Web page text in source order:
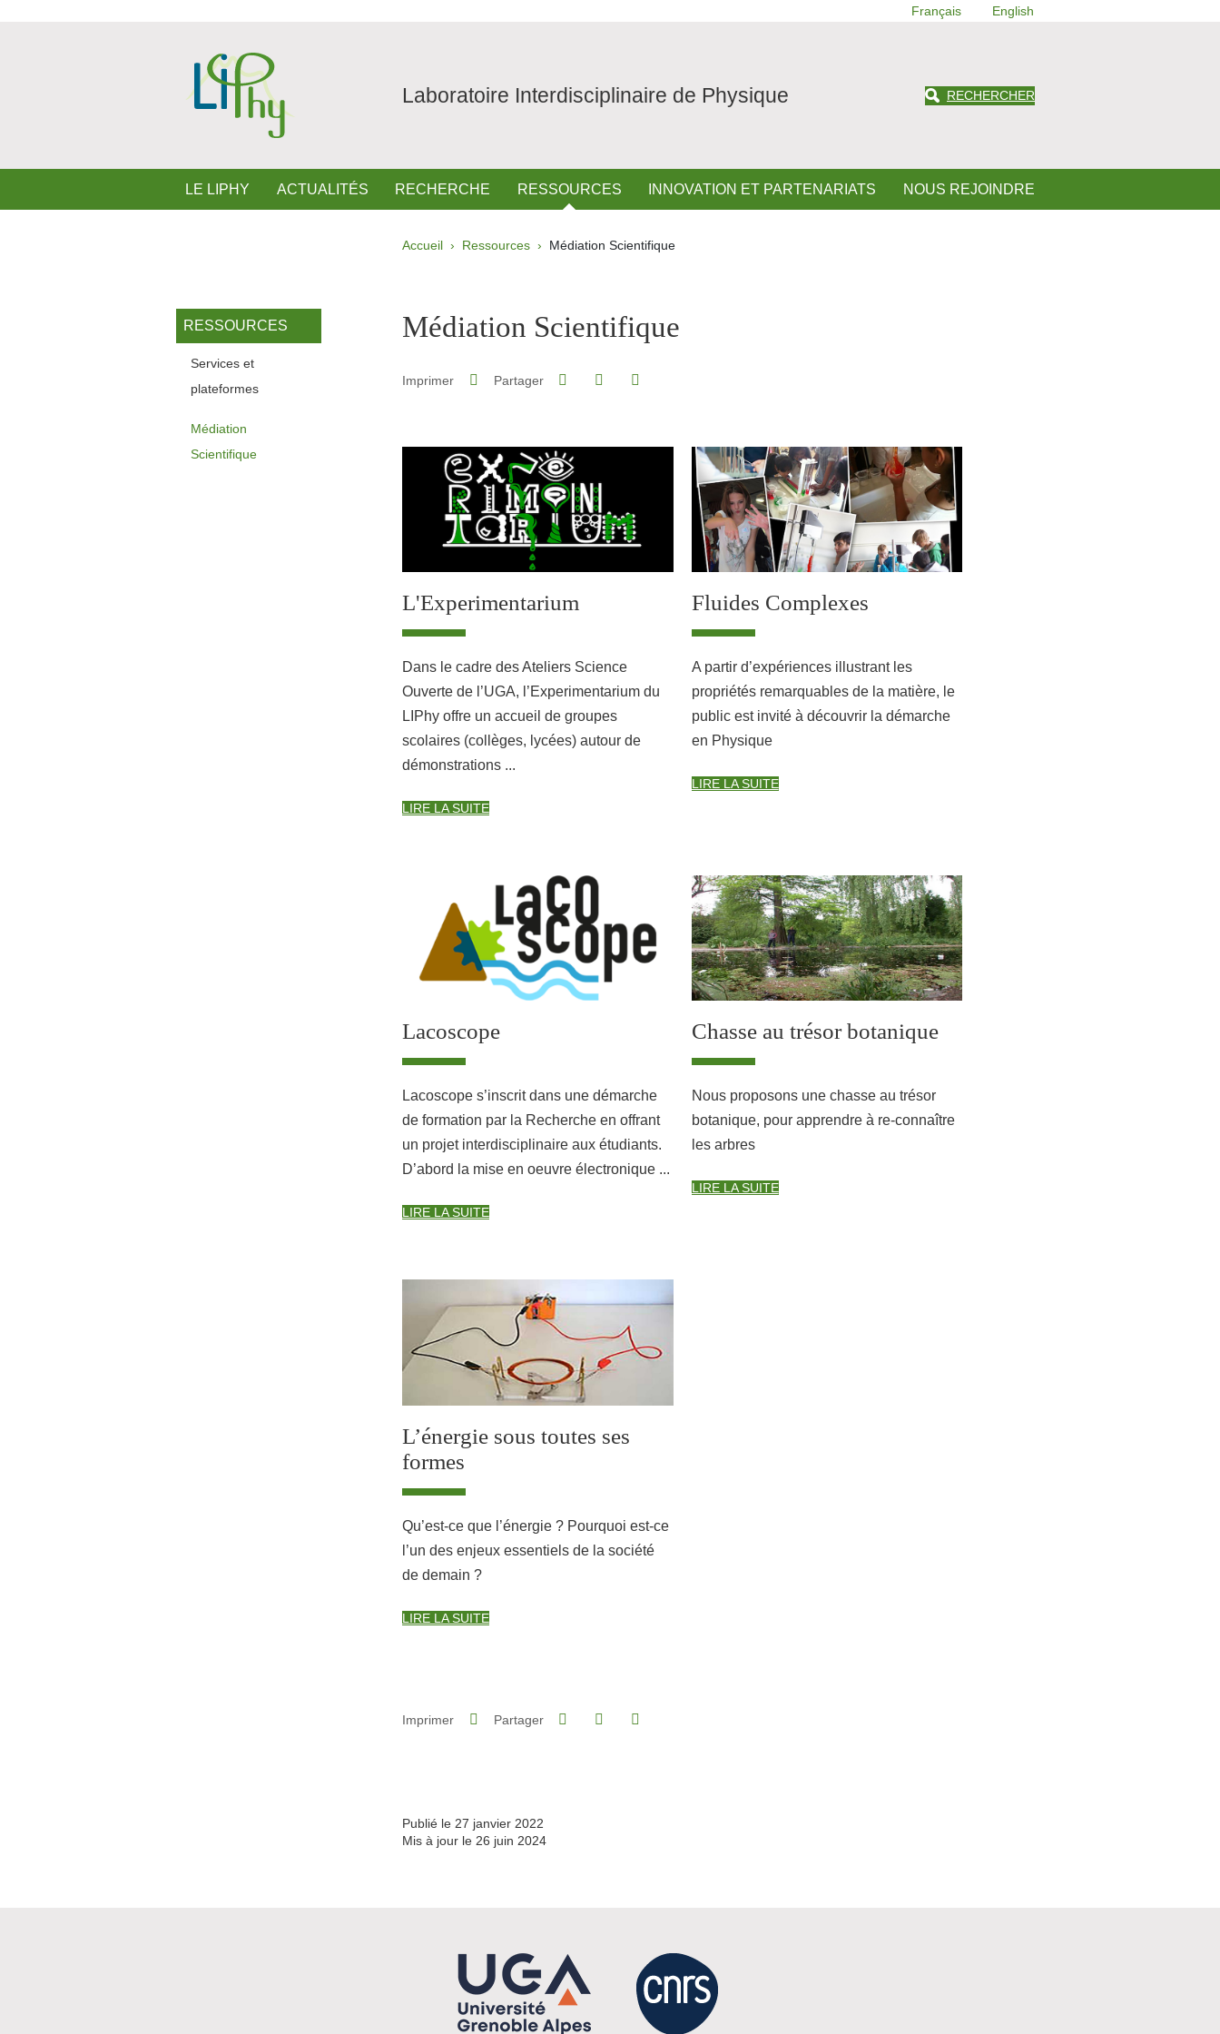
Français English
Laboratoire Interdisciplinaire de Physique RECHERCHER
Navigation principale
LE LIPHY ACTUALITÉS RECHERCHE RESSOURCES INNOVATION ET PARTENARIATS NOUS REJOINDRE
Fil d'Ariane
Accueil Ressources Médiation Scientifique
Navigation principale Sidebar
RESSOURCES
Services et
plateformes
Médiation
Scientifique
Médiation Scientifique
Imprimer Partager Partager sur Facebook
Partager sur LinkedIn
L'Experimentarium
Dans le cadre des Ateliers Science
Ouverte de l’UGA, l’Experimentarium du
LIPhy offre un accueil de groupes
scolaires (collèges, lycées) autour de
démonstrations ...
LIRE LA SUITE
Fluides Complexes
A partir d’expériences illustrant les
propriétés remarquables de la matière, le
public est invité à découvrir la démarche
en Physique
LIRE LA SUITE
Lacoscope
Lacoscope s’inscrit dans une démarche
de formation par la Recherche en offrant
un projet interdisciplinaire aux étudiants.
D’abord la mise en oeuvre électronique ...
LIRE LA SUITE
Chasse au trésor botanique
Nous proposons une chasse au trésor
botanique, pour apprendre à re-connaître
les arbres
LIRE LA SUITE
L’énergie sous toutes ses
formes
Qu’est-ce que l’énergie ? Pourquoi est-ce
l’un des enjeux essentiels de la société
de demain ?
LIRE LA SUITE
Imprimer Partager Partager sur Facebook
Partager sur LinkedIn
Publié le 27 janvier 2022
Mis à jour le 26 juin 2024